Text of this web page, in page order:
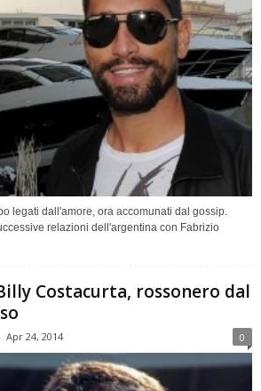
legati dall'amore, ora accomunati dal gossip.
relazioni dell'argentina con Fabrizio
Costacurta, rossonero dal
Apr 24, 2014 0